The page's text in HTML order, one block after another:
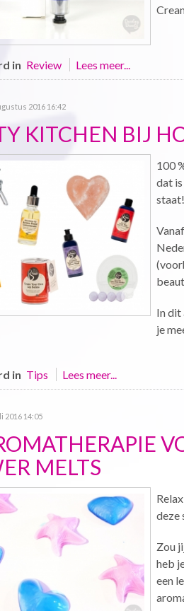
in Review Lees meer...
2016 16:42
KITCHEN BIJ
100
dat
staat!
In dit
je
in Tips Lees meer...
2016 14:05
MELTS
deze
Zou
heb
een